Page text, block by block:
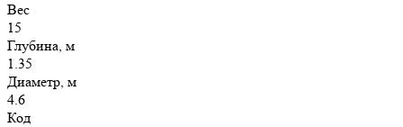
Вес
15
Глубина, м
1.35
Диаметр, м
4.6
Код